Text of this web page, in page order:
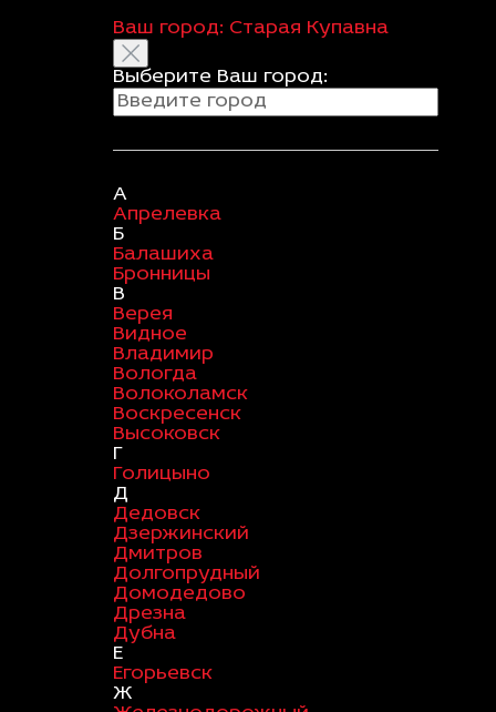
Ваш город: Старая Купавна
Выберите Ваш город:
А
Апрелевка
Б
Балашиха
Бронницы
В
Верея
Видное
Владимир
Вологда
Волоколамск
Воскресенск
Высоковск
Г
Голицыно
Д
Дедовск
Дзержинский
Дмитров
Долгопрудный
Домодедово
Дрезна
Дубна
Е
Егорьевск
Ж